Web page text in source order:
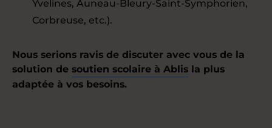
Yvelines, Auneau-Bleury-Saint-Symphorien,
Corbreuse, etc.).
Nous serions ravis de discuter avec vous de la
solution de soutien scolaire à Ablis la plus
adaptée à vos besoins.